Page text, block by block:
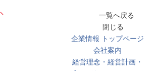
一覧へ戻る
閉じる
企業情報 トップページ
会社案内
経営理念・経営計画・